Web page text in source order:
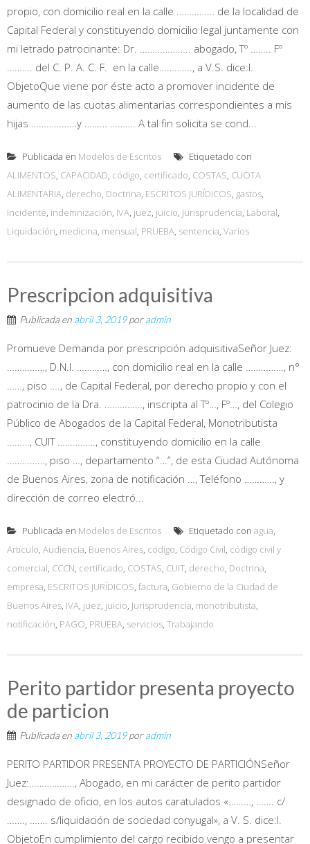
propio, con domicilio real en la calle …………… de la localidad de
Capital Federal y constituyendo domicilio legal juntamente con
mi letrado patrocinante: Dr. ……………….. abogado, Tº …….. Fº
………. del C. P. A. C. F. en la calle…………., a V.S. dice:I.
ObjetoQue viene por éste acto a promover incidente de
aumento de las cuotas alimentarias correspondientes a mis
hijas ………………y ……… ………. A tal fin solicita se cond...
Publicada en Modelos de Escritos
Etiquetado con
ALIMENTOS, CAPACIDAD, código, certificado, COSTAS, CUOTA
ALIMENTARIA, derecho, Doctrina, ESCRITOS JURÍDICOS, gastos,
Incidente, indemnización, IVA, juez, juicio, Jurisprudencia, Laboral,
Liquidación, medicina, mensual, PRUEBA, sentencia, Varios
Prescripcion adquisitiva
Publicada en abril 3, 2019poradmin
Promueve Demanda por prescripción adquisitivaSeñor Juez:
……………, D.N.I. …………, con domicilio real en la calle ……………, n°
……, piso …., de Capital Federal, por derecho propio y con el
patrocinio de la Dra. ……………, inscripta al Tº…, Fº…, del Colegio
Público de Abogados de la Capital Federal, Monotributista
………, CUIT ……………, constituyendo domicilio en la calle
……………, piso …, departamento “…”, de esta Ciudad Autónoma
de Buenos Aires, zona de notificación …, Teléfono …………, y
dirección de correo electró...
Publicada en Modelos de Escritos Etiquetado con agua,
Artículo, Audiencia, Buenos Aires, código, Código Civil, código civil y
comercial, CCCN, certificado, COSTAS, CUIT, derecho, Doctrina,
empresa, ESCRITOS JURÍDICOS, factura, Gobierno de la Ciudad de
Buenos Aires, IVA, juez, juicio, Jurisprudencia, monotributista,
notificación, PAGO, PRUEBA, servicios, Trabajando
Perito partidor presenta proyecto
de particion
Publicada en abril 3, 2019poradmin
PERITO PARTIDOR PRESENTA PROYECTO DE PARTICIÓNSeñor
Juez:………………, Abogado, en mi carácter de perito partidor
designado de oficio, en los autos caratulados «………, ……. c/
……., ……. s/liquidación de sociedad conyugal», a V. S. dice:I.
ObjetoEn cumplimiento del cargo recibido vengo a presentar